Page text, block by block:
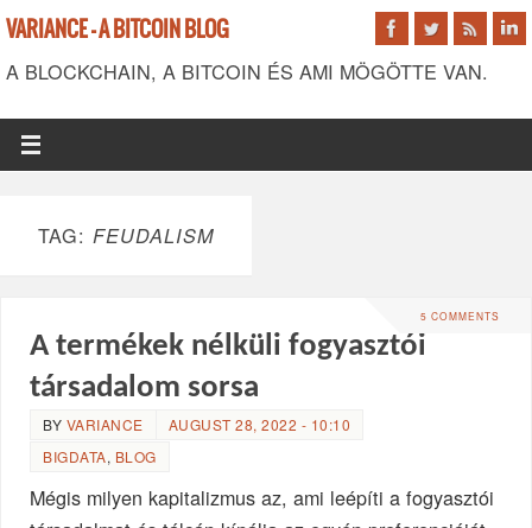
VARIANCE - A BITCOIN BLOG
A BLOCKCHAIN, A BITCOIN ÉS AMI MÖGÖTTE VAN.
TAG: FEUDALISM
5 COMMENTS
A termékek nélküli fogyasztói
társadalom sorsa
BY VARIANCE
AUGUST 28, 2022 - 10:10
BIGDATA, BLOG
Mégis milyen kapitalizmus az, ami leépíti a fogyasztói